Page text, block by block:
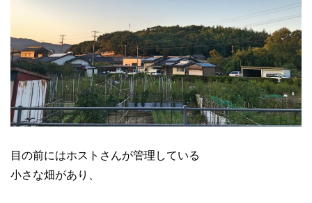
目の前にはホストさんが管理している
小さな畑があり、